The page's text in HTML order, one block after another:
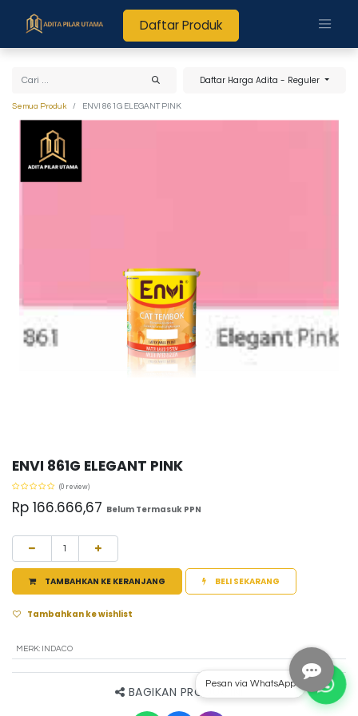
Daftar Produk
Daftar Harga Adita - Reguler
Semua Produk ENVI 861G ELEGANT PINK
ENVI 861G ELEGANT PINK
(0 review)
Rp 166.666,67 Belum Termasuk PPN
TAMBAHKAN KE KERANJANG BELI SEKARANG
Tambahkan ke wishlist
MERK: INDACO
BAGIKAN PRODUK INI
Pesan via WhatsApp